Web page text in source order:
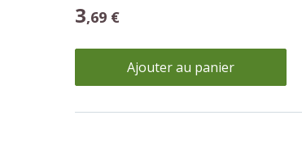
3,69 €
Ajouter au panier